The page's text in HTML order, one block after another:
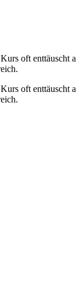
oft enttäuscht
oft enttäuscht